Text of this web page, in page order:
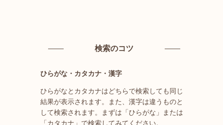
検索のコツ
ひらがな・カタカナ・漢字
ひらがなとカタカナはどちらで検索しても同じ
結果が表示されます。また、漢字は違うものと
して検索されます。まずは「ひらがな」または
「カタカナ」で検索してみてください。